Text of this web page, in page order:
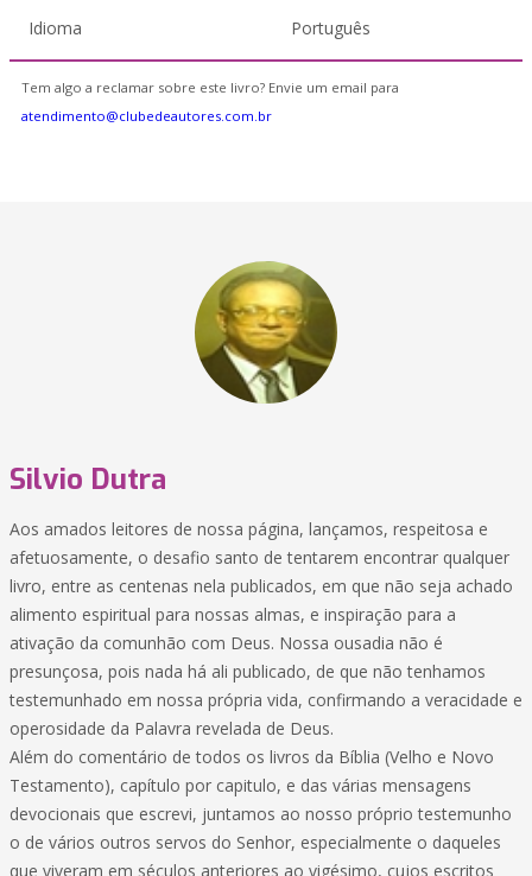
Idioma Português
Tem algo a reclamar sobre este livro? Envie um email para
atendimento@clubedeautores.com.br
Silvio Dutra
Aos amados leitores de nossa página, lançamos, respeitosa e
afetuosamente, o desafio santo de tentarem encontrar qualquer
livro, entre as centenas nela publicados, em que não seja achado
alimento espiritual para nossas almas, e inspiração para a
ativação da comunhão com Deus. Nossa ousadia não é
presunçosa, pois nada há ali publicado, de que não tenhamos
testemunhado em nossa própria vida, confirmando a veracidade e
operosidade da Palavra revelada de Deus.
Além do comentário de todos os livros da Bíblia (Velho e Novo
Testamento), capítulo por capitulo, e das várias mensagens
devocionais que escrevi, juntamos ao nosso próprio testemunho
o de vários outros servos do Senhor, especialmente o daqueles
que viveram em séculos anteriores ao vigésimo, cujos escritos